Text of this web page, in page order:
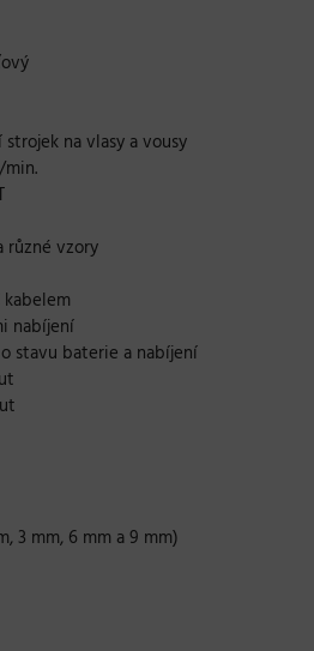
na vlasy a vousy
vzory
nabíjení
stavu baterie a nabíjení
3 mm, 6 mm a 9 mm)